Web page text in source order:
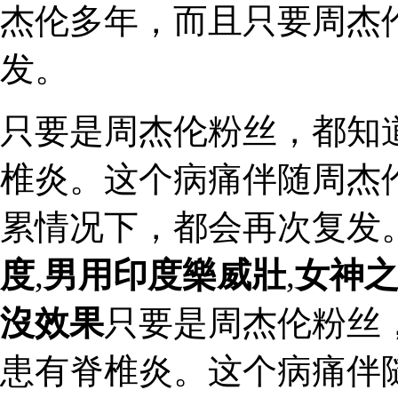
杰伦多年，而且只要周杰
发。
只要是周杰伦粉丝，都
椎炎。这个病痛伴随周杰
累情况下，都会再次复发
度,男用印度樂威壯,女神
沒效果只要是周杰伦粉
患有脊椎炎。这个病痛